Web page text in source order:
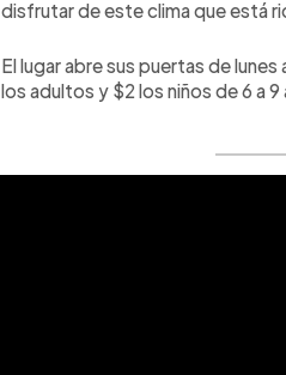
disfrutar de este clima que está
El lugar abre sus puertas de
los adultos y $2 los niños de 6 a